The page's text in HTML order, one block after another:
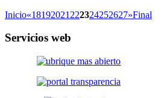
Inicio«18192021 222324252627»Final
Servicios web